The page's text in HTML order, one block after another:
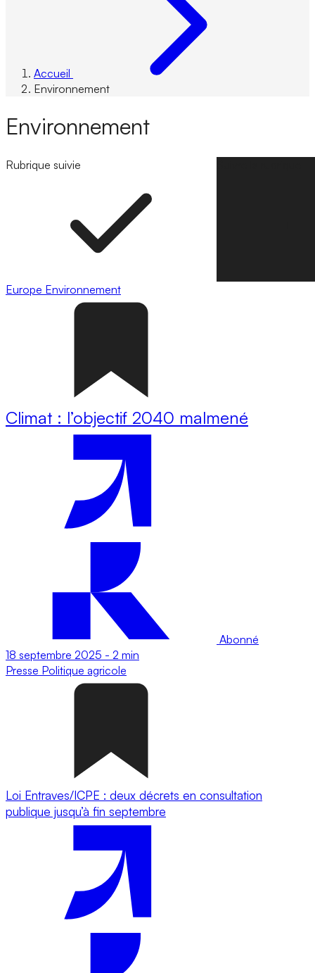
Accueil
Environnement
Environnement
Rubrique suivie
Europe Environnement
Climat : l’objectif 2040 malmené
Abonné
18 septembre 2025 - 2 min
Presse Politique agricole
Loi Entraves/ICPE : deux décrets en consultation
publique jusqu’à fin septembre